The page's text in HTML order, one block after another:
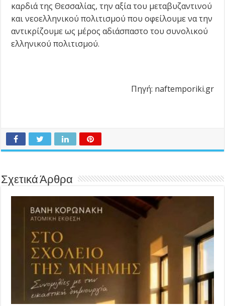
καρδιά της Θεσσαλίας, την αξία του μεταβυζαντινού
και νεοελληνικού πολιτισμού που οφείλουμε να την
αντικρίζουμε ως μέρος αδιάσπαστο του συνολικού
ελληνικού πολιτισμού.
Πηγή: naftemporiki.gr
Σχετικά Άρθρα